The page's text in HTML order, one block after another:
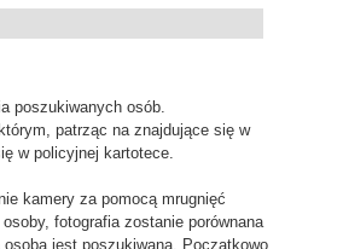
poszukiwanych osób.
patrząc na znajdujące się w
w policyjnej kartotece.
kamery za pomocą mrugnięć
fotografia zostanie porównana
jest poszukiwana. Początkowo